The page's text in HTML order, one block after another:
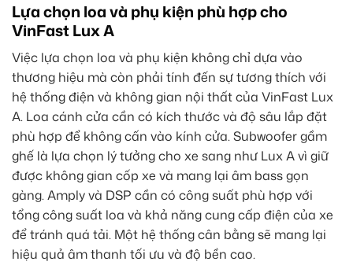
Lựa chọn loa và phụ kiện phù hợp cho
VinFast Lux A
Việc lựa chọn loa và phụ kiện không chỉ dựa vào
thương hiệu mà còn phải tính đến sự tương thích với
hệ thống điện và không gian nội thất của VinFast Lux
A. Loa cánh cửa cần có kích thước và độ sâu lắp đặt
phù hợp để không cấn vào kính cửa. Subwoofer gầm
ghế là lựa chọn lý tưởng cho xe sang như Lux A vì giữ
được không gian cốp xe và mang lại âm bass gọn
gàng. Amply và DSP cần có công suất phù hợp với
tổng công suất loa và khả năng cung cấp điện của xe
để tránh quá tải. Một hệ thống cân bằng sẽ mang lại
hiệu quả âm thanh tối ưu và độ bền cao.